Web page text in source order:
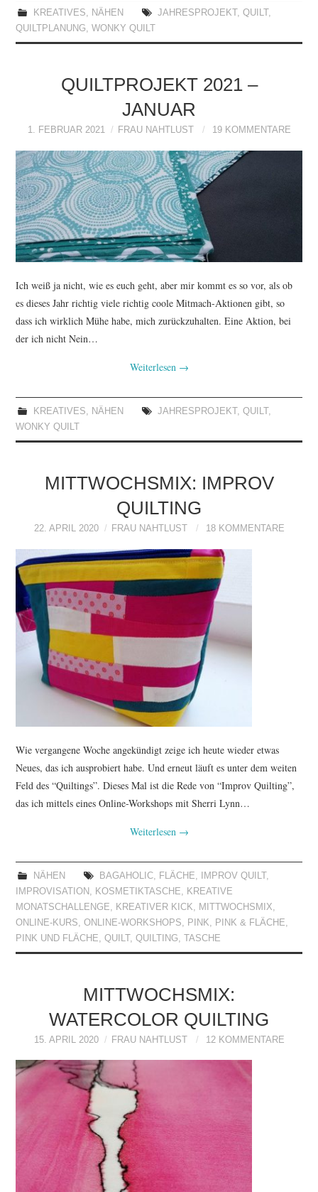
KREATIVES, NÄHEN JAHRESPROJEKT , QUILT ,
QUILTPLANUNG,WONKY QUILT
QUILTPROJEKT 2021 –
JANUAR
1. FEBRUAR 2021 FRAU NAHTLUST 19 KOMMENTARE
Ich weiß ja nicht, wie es euch geht, aber mir kommt es so vor, als ob
es dieses Jahr richtig viele richtig coole Mitmach-Aktionen gibt, so
dass ich wirklich Mühe habe, mich zurückzuhalten. Eine Aktion, bei
der ich nicht Nein…
Weiterlesen →
KREATIVES, NÄHEN JAHRESPROJEKT , QUILT ,
WONKY QUILT
MITTWOCHSMIX: IMPROV
QUILTING
22. APRIL 2020 FRAU NAHTLUST 18 KOMMENTARE
Wie vergangene Woche angekündigt zeige ich heute wieder etwas
Neues, das ich ausprobiert habe. Und erneut läuft es unter dem weiten
Feld des “Quiltings”. Dieses Mal ist die Rede von “Improv Quilting”,
das ich mittels eines Online-Workshops mit Sherri Lynn…
Weiterlesen →
NÄHEN BAGAHOLIC, FLÄCHE, IMPROV QUILT ,
IMPROVISATION , KOSMETIKTASCHE, KREATIVE
MONATSCHALLENGE, KREATIVER KICK, MITTWOCHSMIX,
ONLINE-KURS,ONLINE-WORKSHOPS, PINK, PINK & FLÄCHE,
PINK UND FLÄCHE,QUILT ,QUILTING, TASCHE
MITTWOCHSMIX:
WATERCOLOR QUILTING
15. APRIL 2020 FRAU NAHTLUST 12 KOMMENTARE